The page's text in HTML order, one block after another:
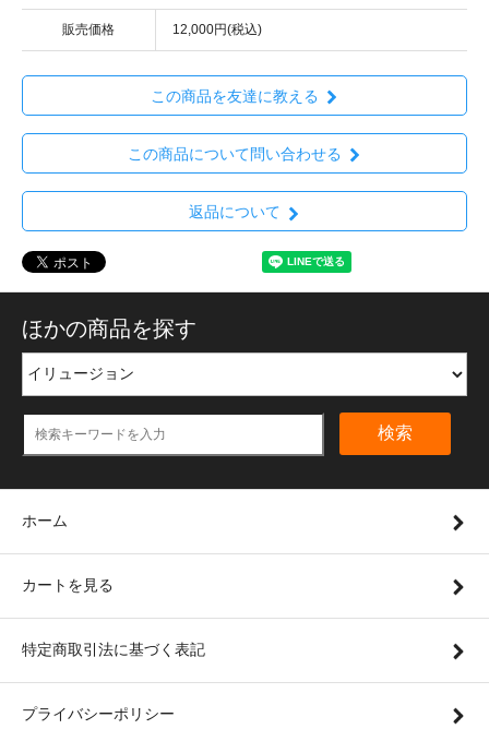
販売価格 12,000円(税込)
この商品を友達に教える
この商品について問い合わせる
返品について
ほかの商品を探す
検索
ホーム
カートを見る
特定商取引法に基づく表記
プライバシーポリシー